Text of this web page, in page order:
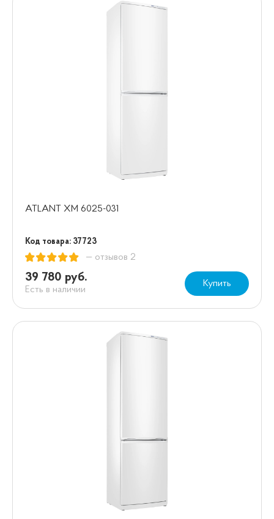
ATLANT XM 6025-031
Код товара: 37723
— отзывов 2
39 780 руб.
Есть в наличии
Купить